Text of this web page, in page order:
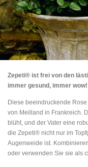
Zepeti® ist frei von den
immer gesund, immer wow!
Diese beeindruckende
von Meilland in Frankreich.
blüht, und der Vater eine
die Zepeti® nicht nur im
Augenweide ist.
oder verwenden Sie sie als